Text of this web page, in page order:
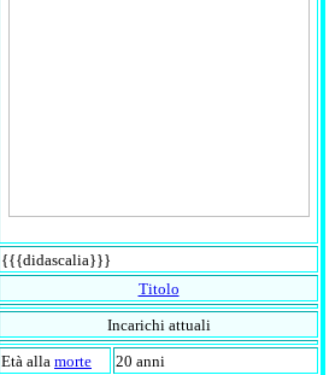
{{{didascalia}}}
Titolo
Incarichi attuali
Età alla morte 20 anni